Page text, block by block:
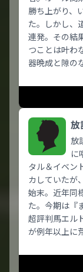
勝ち上がり、
た。しかし、
連発。その結
つことは叶わ
器晩成と隙の
放
放
に
タル＆イベン
カしていたが
始末。近年同
た。今期は『
超評判馬エル
が例年以上に